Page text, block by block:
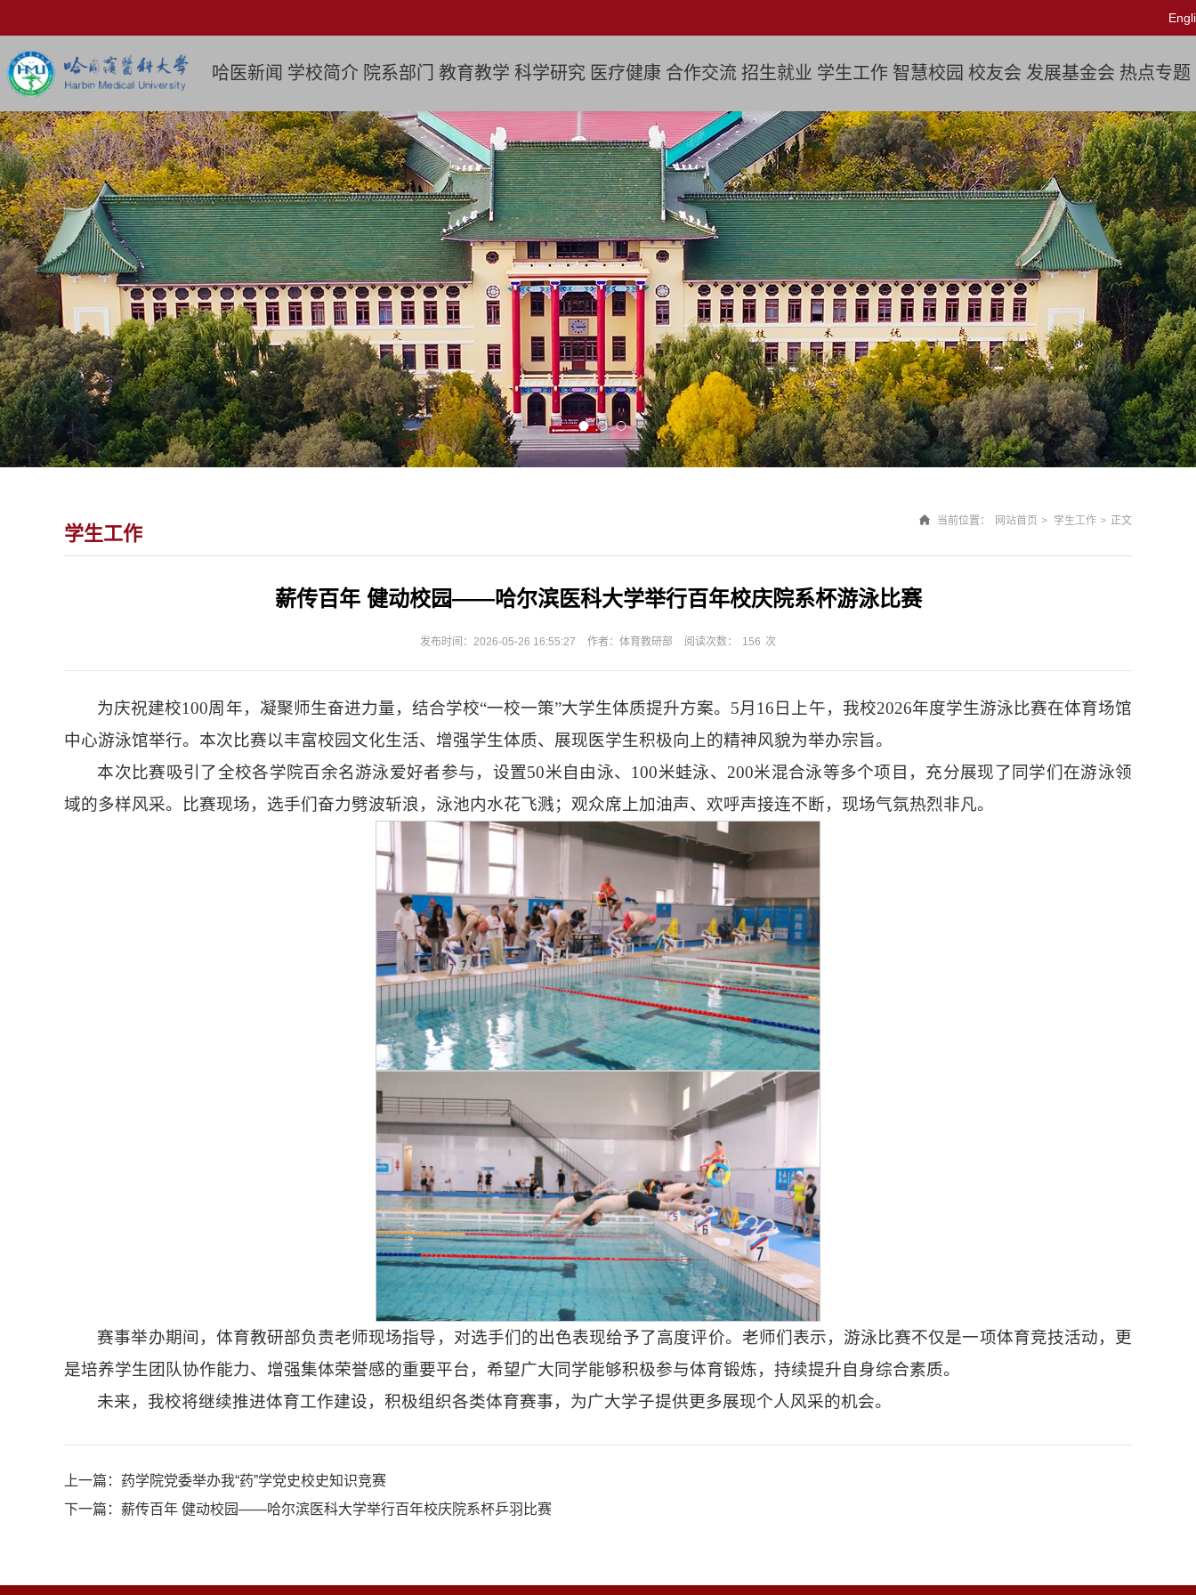
哈医新闻 学校简介 院系部门 教育教学 科学研究 医疗健康 合作交流 招生就业 学生工作 智慧校园 校友会 发展基金会 热点专题
学生工作
当前位置： 网站首页 > 学生工作 > 正文
薪传百年 健动校园——哈尔滨医科大学举行百年校庆院系杯游泳比赛
发布时间：2026-05-26 16:55:27 作者：体育教研部 阅读次数： 156 次
为庆祝建校100周年，凝聚师生奋进力量，结合学校“一校一策”大学生体质提升方案。5月16日上午，我校2026年度学生游泳比赛在体育场馆
中心游泳馆举行。本次比赛以丰富校园文化生活、增强学生体质、展现医学生积极向上的精神风貌为举办宗旨。
本次比赛吸引了全校各学院百余名游泳爱好者参与，设置50米自由泳、100米蛙泳、200米混合泳等多个项目，充分展现了同学们在游泳领
域的多样风采。比赛现场，选手们奋力劈波斩浪，泳池内水花飞溅；观众席上加油声、欢呼声接连不断，现场气氛热烈非凡。
赛事举办期间，体育教研部负责老师现场指导，对选手们的出色表现给予了高度评价。老师们表示，游泳比赛不仅是一项体育竞技活动，更
是培养学生团队协作能力、增强集体荣誉感的重要平台，希望广大同学能够积极参与体育锻炼，持续提升自身综合素质。
未来，我校将继续推进体育工作建设，积极组织各类体育赛事，为广大学子提供更多展现个人风采的机会。
上一篇： 药学院党委举办我“药”学党史校史知识竞赛
下一篇： 薪传百年 健动校园——哈尔滨医科大学举行百年校庆院系杯乒羽比赛